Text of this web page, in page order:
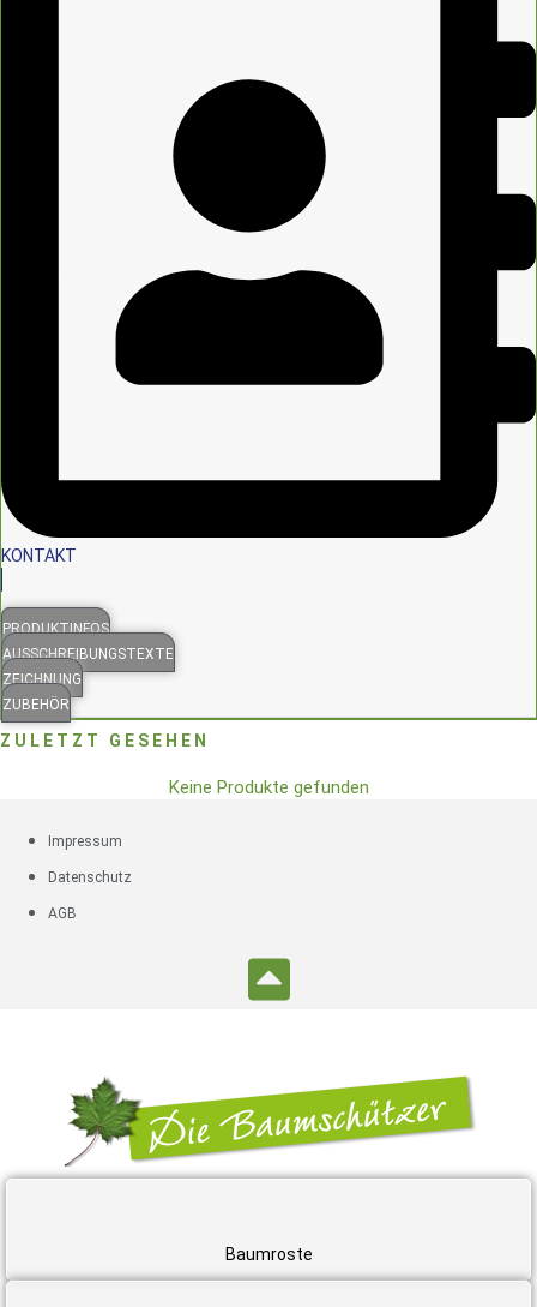
KONTAKT
PRODUKTINFOS
AUSSCHREIBUNGSTEXTE
ZEICHNUNG
ZUBEHÖR
ZULETZT GESEHEN
Keine Produkte gefunden
Impressum
Datenschutz
AGB
Baumroste